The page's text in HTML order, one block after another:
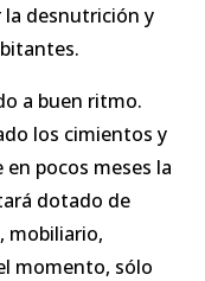
la desnutrición y
a buen ritmo.
los cimientos y
pocos meses la
dotado de
mobiliario,
momento, sólo